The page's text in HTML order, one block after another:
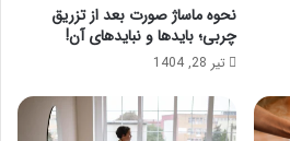
نحوه ماساژ صورت بعد از تزریق
چربی؛ بایدها و نبایدهای آن!
تیر 28, 1404